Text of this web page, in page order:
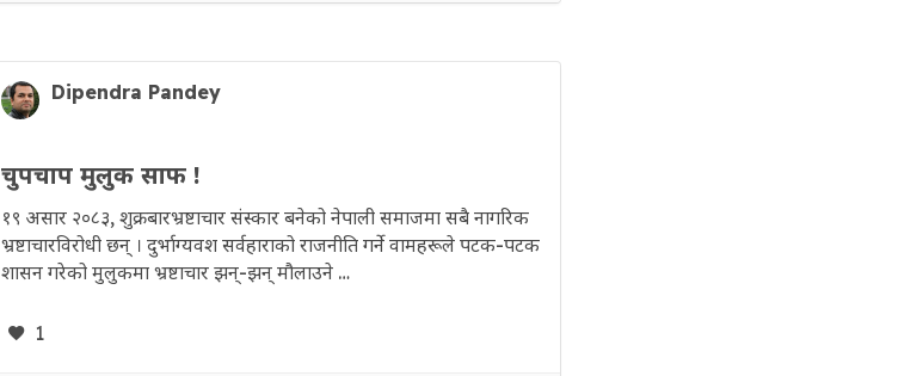
Dipendra Pandey
चुपचाप मुलुक साफ !
१९ असार २०८३, शुक्रबारभ्रष्टाचार संस्कार बनेको नेपाली समाजमा सबै नागरिक
भ्रष्टाचारविरोधी छन् । दुर्भाग्यवश सर्वहाराको राजनीति गर्ने वामहरूले पटक-पटक
शासन गरेको मुलुकमा भ्रष्टाचार झन्-झन् मौलाउने …
1